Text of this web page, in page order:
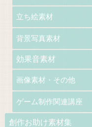
立ち絵素材
背景写真素材
効果音素材
画像素材・その他
ゲーム制作関連講座
創作お助け素材集